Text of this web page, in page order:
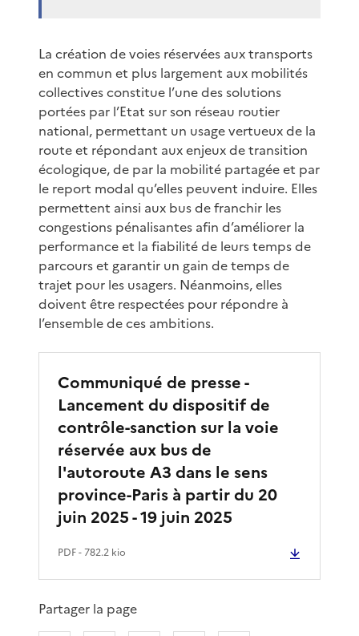
La création de voies réservées aux transports
en commun et plus largement aux mobilités
collectives constitue l’une des solutions
portées par l’Etat sur son réseau routier
national, permettant un usage vertueux de la
route et répondant aux enjeux de transition
écologique, de par la mobilité partagée et par
le report modal qu’elles peuvent induire. Elles
permettent ainsi aux bus de franchir les
congestions pénalisantes afin d’améliorer la
performance et la fiabilité de leurs temps de
parcours et garantir un gain de temps de
trajet pour les usagers. Néanmoins, elles
doivent être respectées pour répondre à
l’ensemble de ces ambitions.
Communiqué de presse -
Lancement du dispositif de
contrôle-sanction sur la voie
réservée aux bus de
l'autoroute A3 dans le sens
province-Paris à partir du 20
juin 2025 - 19 juin 2025
PDF- 782.2 kio
Partager la page